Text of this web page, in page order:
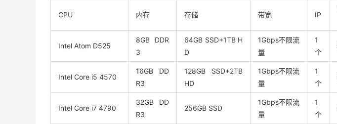
CPU 内存 存储 带宽 IP
Intel Atom D525
8GB DDR
3
64GB SSD+1TB H
D
1Gbps不限流
量
1
个
Intel Core i5 4570
16GB DD
R3
128GB SSD+2TB
HD
1Gbps不限流
量
1
个
Intel Core i7 4790
32GB DD
R3
256GB SSD
1Gbps不限流
量
1
个